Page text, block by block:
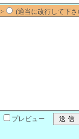
(適当に改行して下
プレビュー